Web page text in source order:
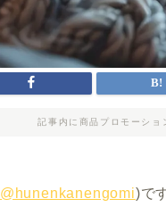
記事内に商品プロモーショ
@hunenkanengomi)で